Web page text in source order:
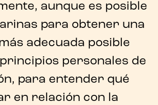
aunque es posible
para obtener una
adecuada posible
personales de
para entender qué
en relación con la